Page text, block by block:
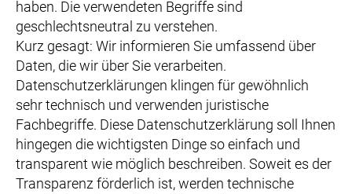
haben. Die verwendeten Begriffe sind
geschlechtsneutral zu verstehen.
Kurz gesagt: Wir informieren Sie umfassend über
Daten, die wir über Sie verarbeiten.
Datenschutzerklärungen klingen für gewöhnlich
sehr technisch und verwenden juristische
Fachbegriffe. Diese Datenschutzerklärung soll Ihnen
hingegen die wichtigsten Dinge so einfach und
transparent wie möglich beschreiben. Soweit es der
Transparenz förderlich ist, werden technische